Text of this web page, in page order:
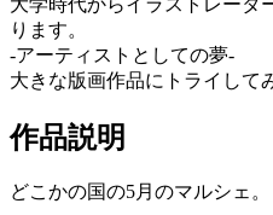
ります。
-アーティストとしての夢-
大きな版画作品にトライして
作品説明
どこかの国の5月のマルシェ。